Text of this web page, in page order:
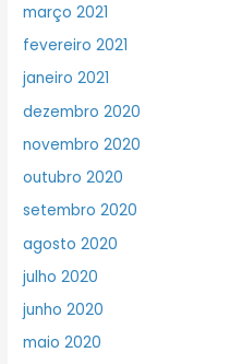
março 2021
fevereiro 2021
janeiro 2021
dezembro 2020
novembro 2020
outubro 2020
setembro 2020
agosto 2020
julho 2020
junho 2020
maio 2020